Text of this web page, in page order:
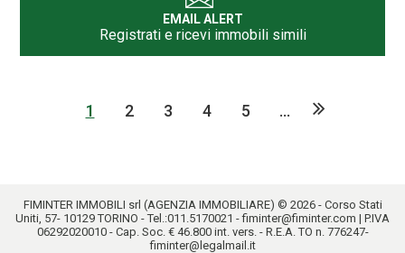
EMAIL ALERT
Registrati e ricevi immobili simili
1 2 3 4 5 ...
FIMINTER IMMOBILI srl (AGENZIA IMMOBILIARE) © 2026 - Corso Stati
Uniti, 57- 10129 TORINO - Tel.:011.5170021 -fiminter@fiminter.com | P.IVA
06292020010 - Cap. Soc. € 46.800 int. vers. - R.E.A. TO n. 776247-
fiminter@legalmail.it